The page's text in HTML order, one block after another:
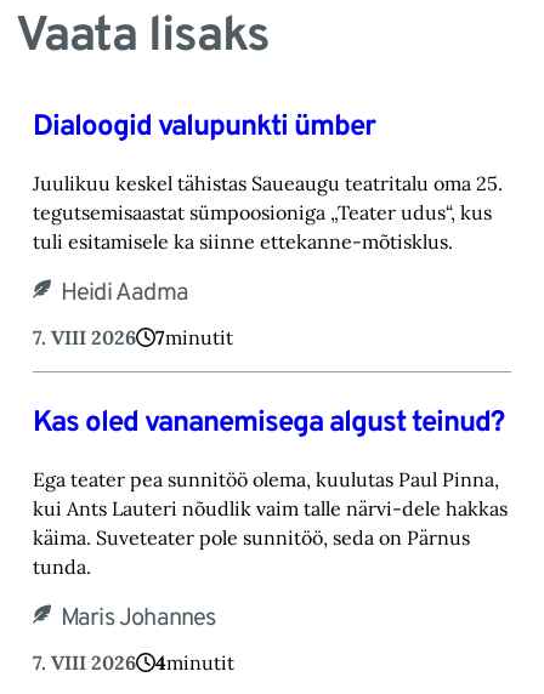
Vaata lisaks
Dialoogid valupunkti ümber
Juulikuu keskel tähistas Saueaugu teatritalu oma 25.
tegutsemisaastat sümpoosioniga „Teater ‎udus“, kus
tuli esitamisele ka siinne ettekanne-mõtisklus.‎
Heidi Aadma
7. VIII 2026 7minutit
Kas oled vananemisega algust teinud?
Ega teater pea sunnitöö olema, kuulutas Paul Pinna,
kui Ants Lauteri nõudlik vaim talle närvi-‎dele hakkas
käima. Suveteater pole sunnitöö, seda on Pärnus
tunda.‎
Maris Johannes
7. VIII 2026 4minutit